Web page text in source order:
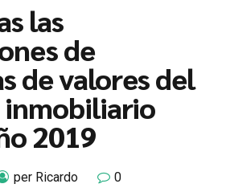
las
de
de valores del
2019
per Ricardo 0